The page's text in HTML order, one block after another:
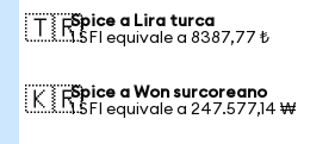
🇹🇷Spice a Lira turca
1 SFI equivale a 8387,77 ₺
🇰🇷Spice a Won surcoreano
1 SFI equivale a 247.577,14 ₩